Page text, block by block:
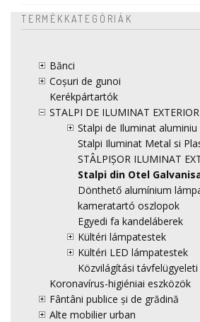
TERMÉKKATEGÓRIÁK
Bănci
Coșuri de gunoi
Kerékpártartók
STALPI DE ILUMINAT EXTERIOR
Stalpi de Iluminat aluminiu
Stalpi Iluminat Metal si
STÂLPIȘOR ILUMINAT
Stalpi din Otel
Dönthető alumínium
kameratartó oszlopok
Egyedi fa kandeláberek
Kültéri lámpatestek
Kültéri LED lámpatestek
Közvilágítási
Koronavírus-higiéniai eszközök
Fântâni publice și de grădină
Alte mobilier urban